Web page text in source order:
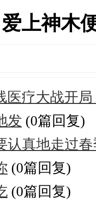
爱上神木
医疗大战开
发 (0篇回复)
认真地走过
(0篇回复)
(0篇回复)